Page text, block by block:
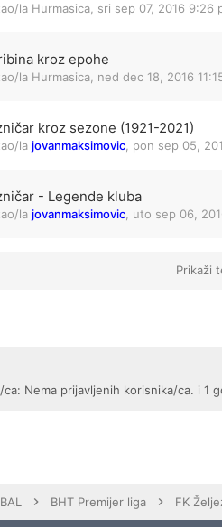
la Hurmasica sri sep 07, 2016 9:26
kroz epohe
la Hurmasica ned dec 18, 2016
kroz sezone (1921-2021)
la jovanmaksimovic pon sep 05,
- Legende kluba
la jovanmaksimovic uto sep 06,
Prikaži
Nema prijavljenih korisnika/ca. i 1
BHT Premijer liga FK